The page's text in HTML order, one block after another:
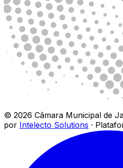
© 2026 Câmara Municipal de
por Intelecto Solutions ·